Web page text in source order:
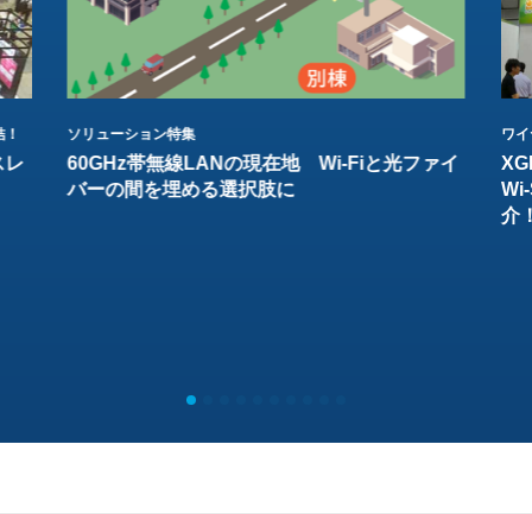
レ
ソリューション特集
60GHz帯無線LANの現在地 Wi-Fiと光ファイ
バーの間を埋める選択肢に
ワ
介